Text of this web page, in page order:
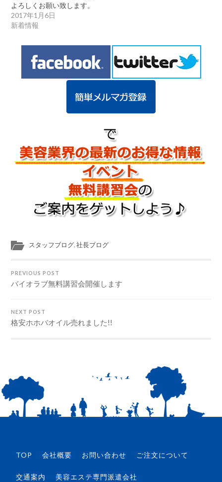
よろしくお願い致します。
2017年1月6日
新着情報
スタッフブログ,社長ブログ
PREVIOUS POST
バイオラブ無料講習会開催します
NEXT POST
格安ホホバオイル売れました!!
TOP 会社概要 お問い合わせ ご注文について
交通案内 美容エステ専門派遣会社